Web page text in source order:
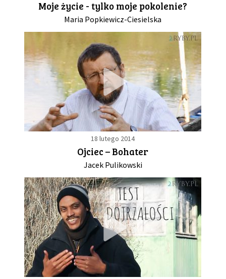
DRUŻYNA
WESPRZYJ NAS
PARTNERZY
NEWSLETTER
DLA MEDIÓW
KONTAKT
Moje życie - tylko moje pokolenie?
Maria Popkiewicz-Ciesielska
18 lutego 2014
Ojciec – Bohater
Jacek Pulikowski